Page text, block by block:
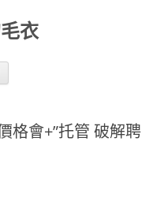
衣
格會+”托管 破解聘